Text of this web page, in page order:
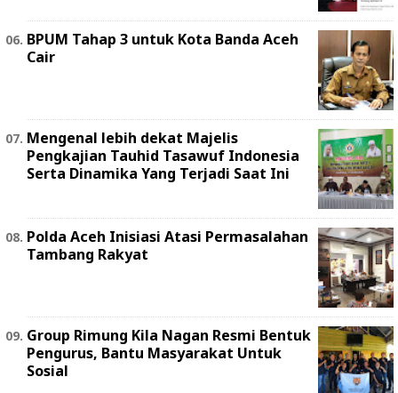
BPUM Tahap 3 untuk Kota Banda Aceh
Cair
Mengenal lebih dekat Majelis
Pengkajian Tauhid Tasawuf Indonesia
Serta Dinamika Yang Terjadi Saat Ini
Polda Aceh Inisiasi Atasi Permasalahan
Tambang Rakyat
Group Rimung Kila Nagan Resmi Bentuk
Pengurus, Bantu Masyarakat Untuk
Sosial